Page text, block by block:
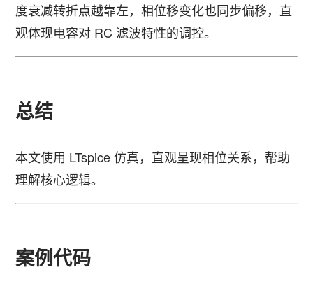
度衰减转折点越靠左，相位移变化也同步偏移，直
观体现电容对 RC 滤波特性的调控。
总结
本文使用 LTspice 仿真，直观呈现相位关系，帮助
理解核心逻辑。
案例代码